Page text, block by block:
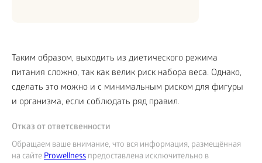
Таким образом, выходить из диетического режима
питания сложно, так как велик риск набора веса. Однако,
сделать это можно и с минимальным риском для фигуры
и организма, если соблюдать ряд правил.
Отказ от ответсвенности
Обращаем ваше внимание, что вся информация, размещённая
на сайтеProwellness предоставлена исключительно в